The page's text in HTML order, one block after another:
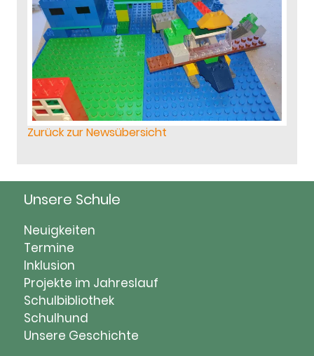
Zurück zur Newsübersicht
Unsere Schule
Navigation
überspringen
Neuigkeiten
Termine
Inklusion
Projekte im Jahreslauf
Schulbibliothek
Schulhund
Unsere Geschichte